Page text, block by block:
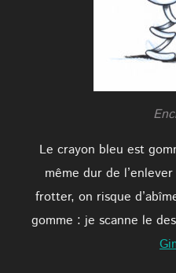
Le crayon bleu est
même dur de
frotter, on risque
gomme : je scanne le